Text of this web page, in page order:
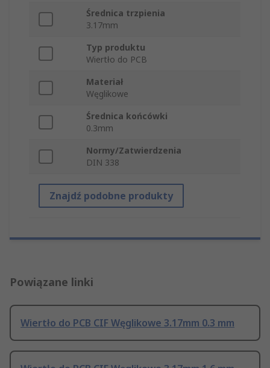
Średnica trzpienia
3.17mm
Typ produktu
Wiertło do PCB
Materiał
Węglikowe
Średnica końcówki
0.3mm
Normy/Zatwierdzenia
DIN 338
Znajdź podobne produkty
Powiązane linki
Wiertło do PCB CIF Węglikowe 3.17mm 0.3 mm